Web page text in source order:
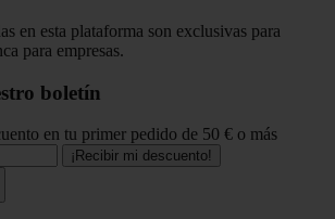
en esta plataforma son exclusivas para
para empresas.
boletín
en tu primer pedido de 50 € o más
¡Recibir mi descuento!